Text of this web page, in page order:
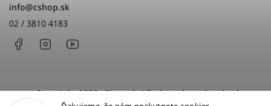
info@cshop.sk
02 / 3810 4183
FacebookInstagram
Copyright 2026cShop.sk. Všetky práva vyhradené.